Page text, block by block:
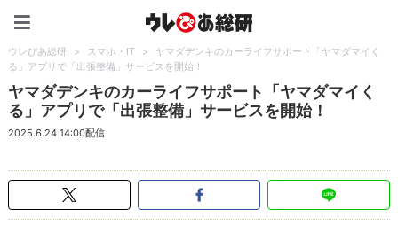
ウレぴあ総研 > スマホ・IT >
ヤマダデンキのカーライフサポート「ヤマダマイく
る」アプリで「出張整備」サービスを開始！
ヤマダデンキのカーライフサポート「ヤマダマイく
る」アプリで「出張整備」サービスを開始！
2025.6.24 14:00配信